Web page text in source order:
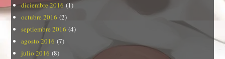
diciembre 2016 (1)
octubre 2016 (2)
septiembre 2016 (4)
agosto 2016 (7)
julio 2016 (8)